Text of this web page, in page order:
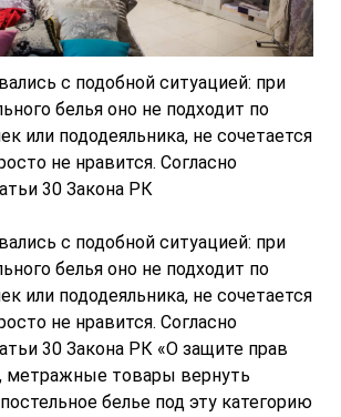
с подобной ситуацией: при
белья оно не подходит по
или пододеяльника, не сочетается
не нравится. Согласно
30 Закона РК
с подобной ситуацией: при
белья оно не подходит по
или пододеяльника, не сочетается
не нравится. Согласно
30 Закона РК «О защите прав
метражные товары вернуть
белье под эту категорию